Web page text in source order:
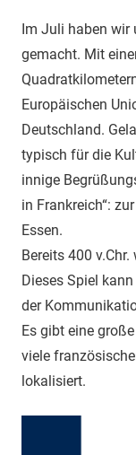
Im Juli haben wir
gemacht. Mit
Europäischen
Deutschland.
typisch für die
innige
in Frankreich“:
Essen.
Bereits 400
Dieses Spiel
der
Es gibt eine
viele
lokalisiert.